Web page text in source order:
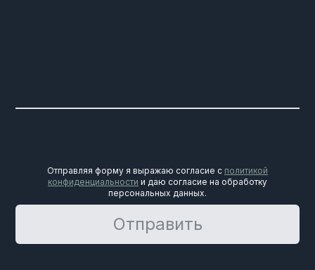
Отправляя форму я выражаю согласие с политикой
конфиденциальности и даю согласие на обработку
персональных данных.
Отправить